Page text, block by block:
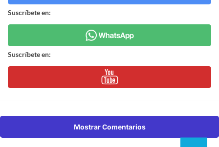
Suscríbete en:
Suscríbete en:
Mostrar Comentarios